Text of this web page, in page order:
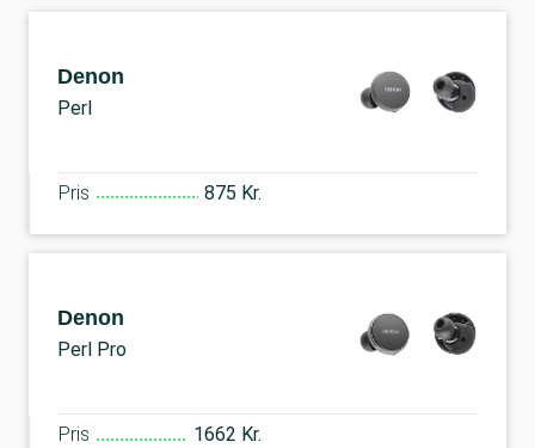
Denon
Perl
Pris 875 Kr.
Denon
Perl Pro
Pris 1662 Kr.